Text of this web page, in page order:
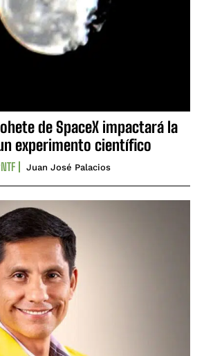
de SpaceX impactará la
experimento científico
Juan José Palacios